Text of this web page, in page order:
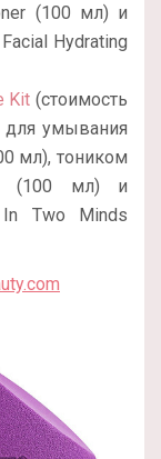
(100 мл) и
Hydrating
Kit (стоимость
для умывания
мл), тоником
(100 мл) и
Two Minds